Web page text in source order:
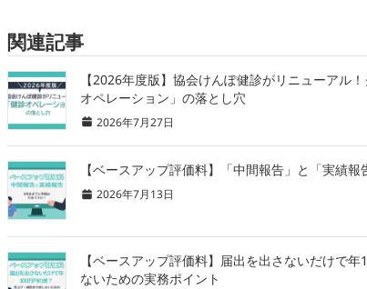
関連記事
【2026年度版】協会けんぽ健診がリニューアル
オペレーション」の落とし穴
2026年7月27日
【ベースアップ評価料】「中間報告」と「実績
2026年7月13日
【ベースアップ評価料】届出を出さないだけで
ないための実務ポイント